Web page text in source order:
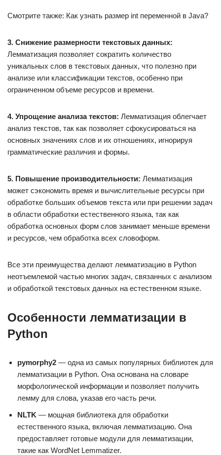
Смотрите также: Как узнать размер int переменной в Java?
3. Снижение размерности текстовых данных:
Лемматизация позволяет сократить количество
уникальных слов в текстовых данных, что полезно при
анализе или классификации текстов, особенно при
ограниченном объеме ресурсов и времени.
4. Упрощение анализа текстов: Лемматизация облегчает
анализ текстов, так как позволяет сфокусироваться на
основных значениях слов и их отношениях, игнорируя
грамматические различия и формы.
5. Повышение производительности: Лемматизация
может сэкономить время и вычислительные ресурсы при
обработке больших объемов текста или при решении задач
в области обработки естественного языка, так как
обработка основных форм слов занимает меньше времени
и ресурсов, чем обработка всех словоформ.
Все эти преимущества делают лемматизацию в Python
неотъемлемой частью многих задач, связанных с анализом
и обработкой текстовых данных на естественном языке.
Особенности лемматизации в
Python
pymorphy2 — одна из самых популярных библиотек для
лемматизации в Python. Она основана на словаре
морфологической информации и позволяет получить
лемму для слова, указав его часть речи.
NLTK — мощная библиотека для обработки
естественного языка, включая лемматизацию. Она
предоставляет готовые модули для лемматизации,
такие как WordNet Lemmatizer.